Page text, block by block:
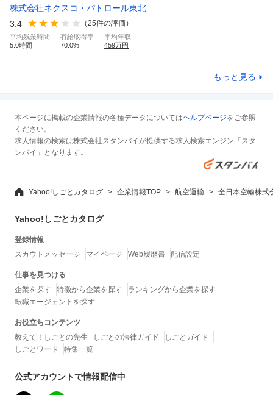
株式会社ネクスコ・パトロール東北
3.4
（25件の評価）
平均残業時間
5.0時間
有給取得率
70.0%
平均年収
459万円
もっと見る
本ページに掲載の企業情報の各種データについてはヘルプページをご参照
ください。
求人情報の検索は株式会社スタンバイが提供する求人検索エンジン「スタ
ンバイ」となります。
Yahoo!しごとカタログ 企業情報TOP 航空運輸 全日本空輸株式
Yahoo!しごとカタログ
登録情報
スカウトメッセージ
マイページ Web履歴書 配信設定
仕事を見つける
企業を探す
特徴から企業を探す
ランキングから企業を探す
転職エージェントを探す
お役立ちコンテンツ
教えて！しごとの先生
しごとの法律ガイド
しごとガイド
しごとワード
特集一覧
公式アカウントで情報配信中